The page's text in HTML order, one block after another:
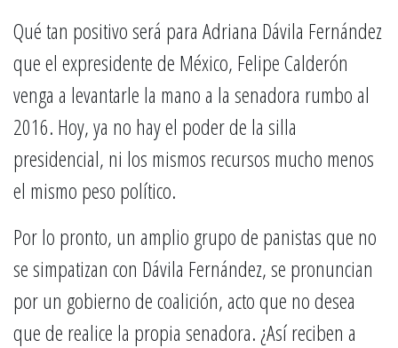
Qué tan positivo será para Adriana Dávila Fernández
que el expresidente de México, Felipe Calderón
venga a levantarle la mano a la senadora rumbo al
2016. Hoy, ya no hay el poder de la silla
presidencial, ni los mismos recursos mucho menos
el mismo peso político.
Por lo pronto, un amplio grupo de panistas que no
se simpatizan con Dávila Fernández, se pronuncian
por un gobierno de coalición, acto que no desea
que de realice la propia senadora. ¿Así reciben a